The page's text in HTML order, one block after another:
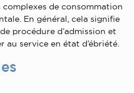
de consommation
En général, cela signifie
procédure d’admission et
au service en état d’ébriété.